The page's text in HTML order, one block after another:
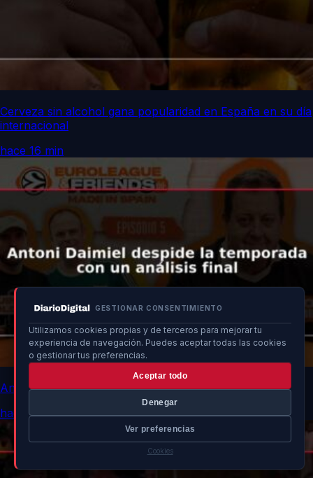
GESTIONAR CONSENTIMIENTO
Utilizamos cookies propias y de terceros para mejorar tu
experiencia de navegación. Puedes aceptar todas las cookies
o gestionar tus preferencias.
Aceptar todo
Denegar
Ver preferencias
Cookies
Cerveza sin alcohol gana popularidad en España en su día
internacional
hace 16 min
Antoni Daimiel despide la temporada con un análisis final
hace 17 min